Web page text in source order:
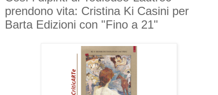
prendono vita: Cristina Ki Casini per
Barta Edizioni con "Fino a 21"